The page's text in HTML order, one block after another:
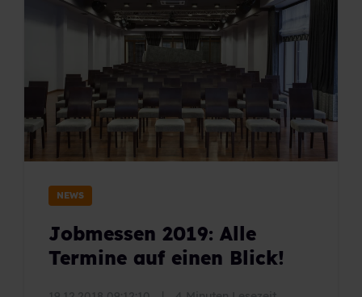
NEWS
Jobmessen 2019: Alle
Termine auf einen Blick!